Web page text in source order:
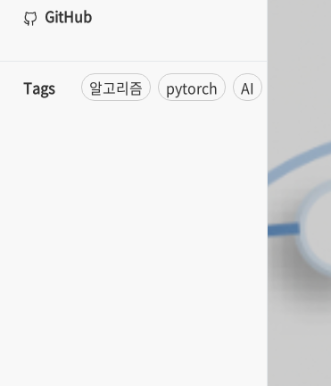
GitHub
Tags 알고리즘 pytorch AI